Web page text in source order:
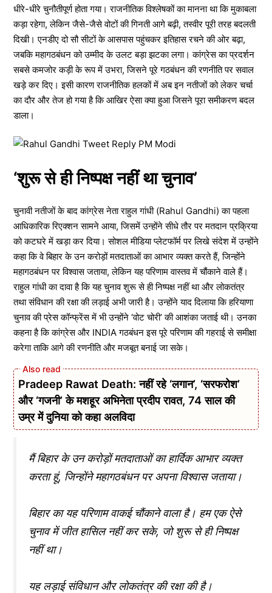
धीरे-धीरे चुनौतीपूर्ण होता गया। राजनीतिक विश्लेषकों का मानना था कि मुकाबला
कड़ा रहेगा, लेकिन जैसे-जैसे वोटों की गिनती आगे बढ़ी, तस्वीर पूरी तरह बदलती
दिखी। एनडीए दो सौ सीटों के आसपास पहुंचकर इतिहास रचने की ओर बढ़ा,
जबकि महागठबंधन को उम्मीद के उलट बड़ा झटका लगा। कांग्रेस का प्रदर्शन
सबसे कमजोर कड़ी के रूप में उभरा, जिसने पूरे गठबंधन की रणनीति पर सवाल
खड़े कर दिए। इसी कारण राजनीतिक हलकों में अब इन नतीजों को लेकर चर्चा
का दौर और तेज हो गया है कि आखिर ऐसा क्या हुआ जिसने पूरा समीकरण बदल
डाला।
‘शुरू से ही निष्पक्ष नहीं था चुनाव’
चुनावी नतीजों के बाद कांग्रेस नेता राहुल गांधी (Rahul Gandhi) का पहला
आधिकारिक रिएक्शन सामने आया, जिसमें उन्होंने सीधे तौर पर मतदान प्रक्रिया
को कटघरे में खड़ा कर दिया। सोशल मीडिया प्लेटफॉर्म पर लिखे संदेश में उन्होंने
कहा कि वे बिहार के उन करोड़ों मतदाताओं का आभार व्यक्त करते हैं, जिन्होंने
महागठबंधन पर विश्वास जताया, लेकिन यह परिणाम वास्तव में चौंकाने वाले हैं।
राहुल गांधी का दावा है कि यह चुनाव शुरू से ही निष्पक्ष नहीं था और लोकतंत्र
तथा संविधान की रक्षा की लड़ाई अभी जारी है। उन्होंने याद दिलाया कि हरियाणा
चुनाव की प्रेस कॉन्फ्रेंस में भी उन्होंने ‘वोट चोरी’ की आशंका जताई थी। उनका
कहना है कि कांग्रेस और INDIA गठबंधन इस पूरे परिणाम की गहराई से समीक्षा
करेगा ताकि आगे की रणनीति और मजबूत बनाई जा सके।
Pradeep Rawat Death: नहीं रहे ‘लगान’, ‘सरफरोश’
और ‘गजनी’ के मशहूर अभिनेता प्रदीप रावत, 74 साल की
उम्र में दुनिया को कहा अलविदा
मैं बिहार के उन करोड़ों मतदाताओं का हार्दिक आभार व्यक्त
करता हूं, जिन्होंने महागठबंधन पर अपना विश्वास जताया।
बिहार का यह परिणाम वाकई चौंकाने वाला है। हम एक ऐसे
चुनाव में जीत हासिल नहीं कर सके, जो शुरू से ही निष्पक्ष
नहीं था।
यह लड़ाई संविधान और लोकतंत्र की रक्षा की है।